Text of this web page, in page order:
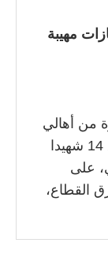
مهيبة
من أهالي
قطاع غزة، ظهر اليوم السبت، جثامين 14 شهيدا
على
القطاع،